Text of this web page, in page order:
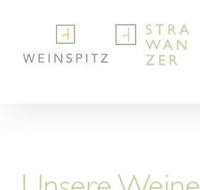
content